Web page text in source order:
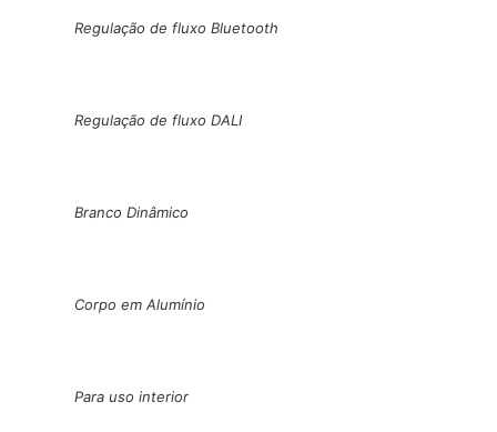
Regulação de fluxo Bluetooth
Regulação de fluxo DALI
Branco Dinâmico
Corpo em Alumínio
Para uso interior